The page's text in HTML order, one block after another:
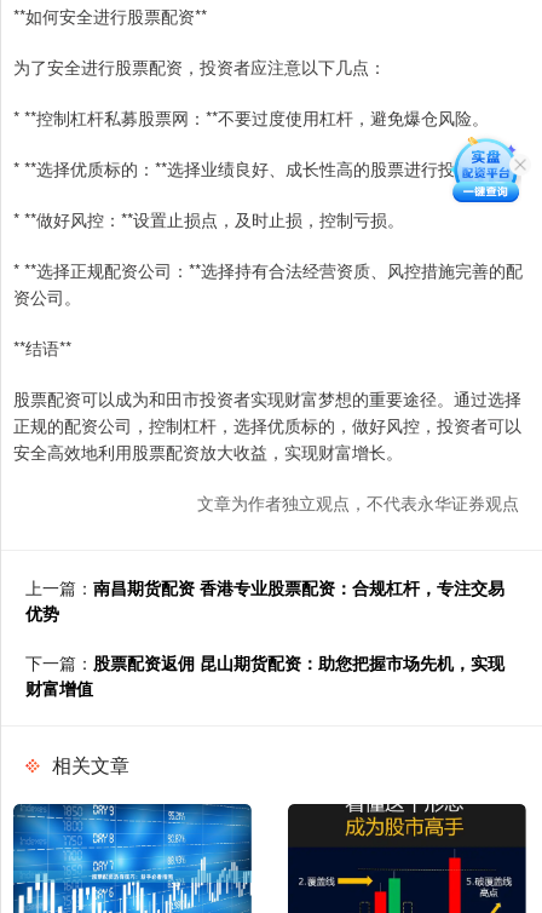
**如何安全进行股票配资**
为了安全进行股票配资，投资者应注意以下几点：
* **控制杠杆私募股票网：**不要过度使用杠杆，避免爆仓风险。
* **选择优质标的：**选择业绩良好、成长性高的股票进行投资。
* **做好风控：**设置止损点，及时止损，控制亏损。
* **选择正规配资公司：**选择持有合法经营资质、风控措施完善的配
资公司。
**结语**
股票配资可以成为和田市投资者实现财富梦想的重要途径。通过选择
正规的配资公司，控制杠杆，选择优质标的，做好风控，投资者可以
安全高效地利用股票配资放大收益，实现财富增长。
文章为作者独立观点，不代表永华证券观点
上一篇： 南昌期货配资 香港专业股票配资：合规杠杆，专注交易
优势
下一篇： 股票配资返佣 昆山期货配资：助您把握市场先机，实现
财富增值
相关文章